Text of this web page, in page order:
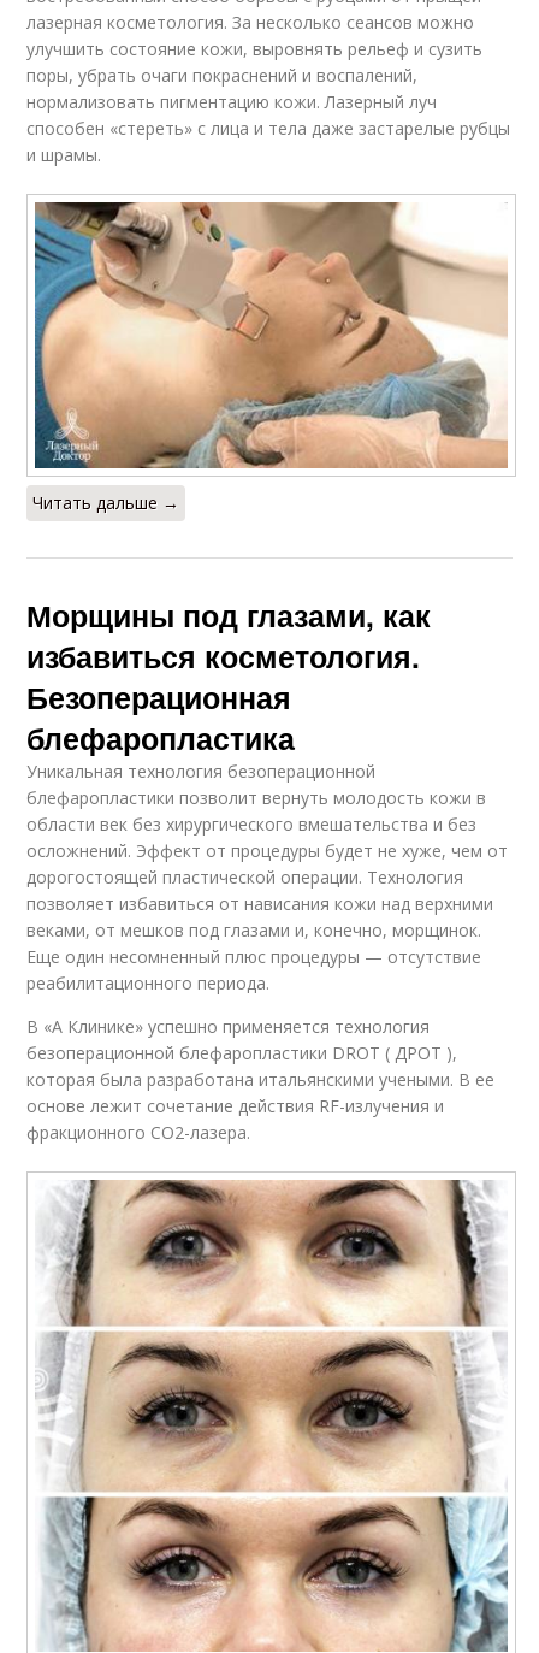
лазерная косметология. За несколько сеансов можно
улучшить состояние кожи, выровнять рельеф и сузить
поры, убрать очаги покраснений и воспалений,
нормализовать пигментацию кожи. Лазерный луч
способен «стереть» с лица и тела даже застарелые рубцы
и шрамы.
Читать дальше →
Морщины под глазами, как
избавиться косметология.
Безоперационная
блефаропластика
Уникальная технология безоперационной
блефаропластики позволит вернуть молодость кожи в
области век без хирургического вмешательства и без
осложнений. Эффект от процедуры будет не хуже, чем от
дорогостоящей пластической операции. Технология
позволяет избавиться от нависания кожи над верхними
веками, от мешков под глазами и, конечно, морщинок.
Еще один несомненный плюс процедуры — отсутствие
реабилитационного периода.
В «А Клинике» успешно применяется технология
безоперационной блефаропластики DROT ( ДРОТ ),
которая была разработана итальянскими учеными. В ее
основе лежит сочетание действия RF-излучения и
фракционного СО2-лазера.